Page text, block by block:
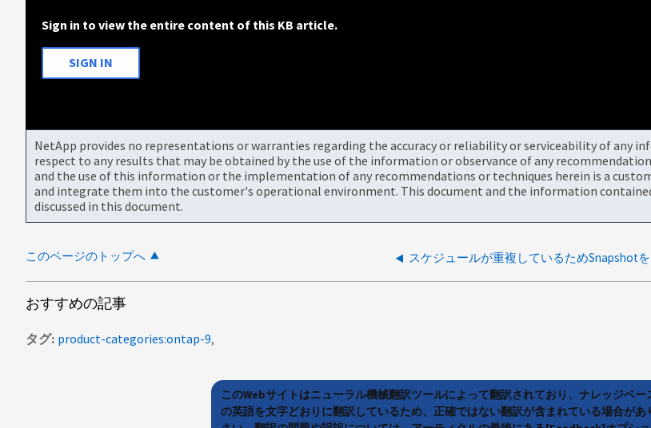
Sign in to view the entire content of this KB article.
SIGN IN
NetApp provides no representations or warranties regarding the accuracy or reliability or serviceability of any
respect to any results that may be obtained by the use of the information or observance of any
and the use of this information or the implementation of any recommendations or techniques herein is a
and integrate them into the customer's operational environment. This document and the information
discussed in this document.
このページのトップへ
おすすめの記事
タグ product-categories:ontap-9
このWebサイトはニューラル機械翻訳ツールによって翻訳されており、ナレッジベ
の英語を文字どおりに翻訳しているため、正確ではない翻訳が含まれている場合が